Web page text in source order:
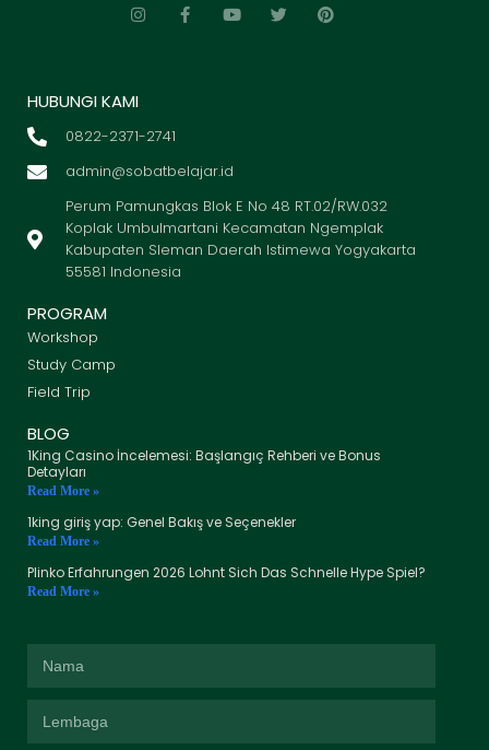
HUBUNGI KAMI
0822-2371-2741
admin@sobatbelajar.id
Perum Pamungkas Blok E No 48 RT.02/RW.032
Koplak Umbulmartani Kecamatan Ngemplak
Kabupaten Sleman Daerah Istimewa Yogyakarta
55581 Indonesia
PROGRAM
Workshop
Study Camp
Field Trip
BLOG
1King Casino İncelemesi: Başlangıç Rehberi ve Bonus
Detayları
Read More »
1king giriş yap: Genel Bakış ve Seçenekler
Read More »
Plinko Erfahrungen 2026 Lohnt Sich Das Schnelle Hype Spiel?
Read More »